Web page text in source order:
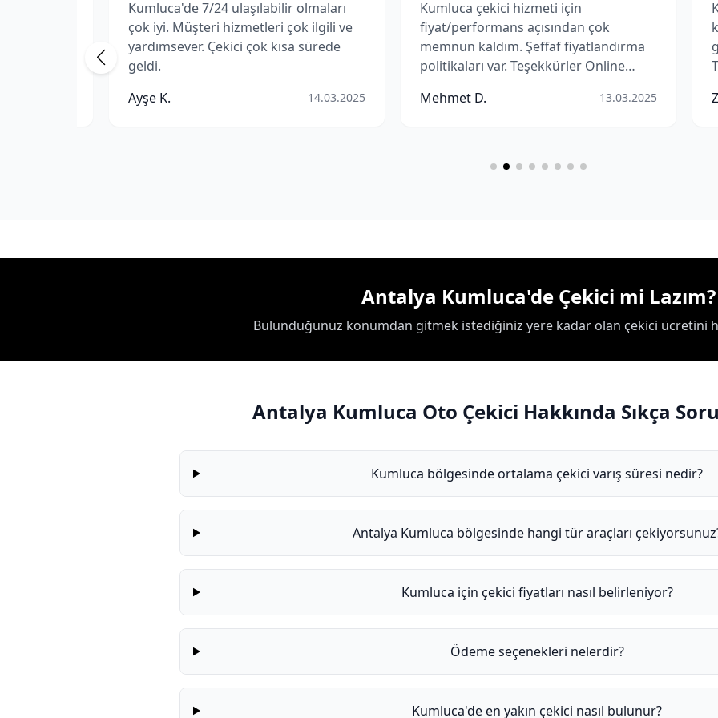
Kumluca'de 7/24 ulaşılabilir olmaları
çok iyi. Müşteri hizmetleri çok ilgili ve
yardımsever. Çekici çok kısa sürede
geldi.
Ayşe K.
14.03.2025
Kumluca çekici hizmeti için
fiyat/performans açısından çok
memnun kaldım. Şeffaf fiyatlandırma
politikaları var. Teşekkürler Online
Mehmet D. 13.03.2025
Antalya Kumluca'de Çekici mi Lazım?
Bulunduğunuz konumdan gitmek istediğiniz yere kadar olan çekici ücretini
Antalya Kumluca Oto Çekici Hakkında Sıkça
Kumluca bölgesinde ortalama çekici varış süresi nedir?
Antalya Kumluca bölgesinde hangi tür araçları
Kumluca için çekici fiyatları nasıl belirleniyor?
Ödeme seçenekleri nelerdir?
Kumluca'de en yakın çekici nasıl bulunur?